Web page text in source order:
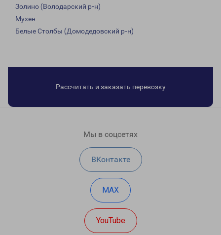
Золино (Володарский р-н)
Мухен
Белые Столбы (Домодедовский р-н)
Рассчитать и заказать перевозку
Мы в соцсетях
ВКонтакте
MAX
YouTube